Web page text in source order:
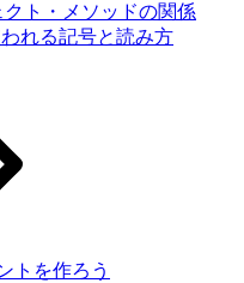
ト・メソッドの関係
れる記号と読み方
トを作ろう